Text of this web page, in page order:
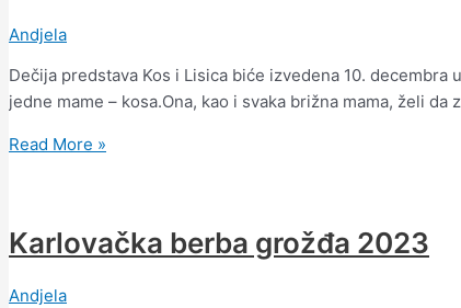
Andjela
Dečija predstava Kos i Lisica biće izvedena 10.
jedne mame – kosa.Ona, kao i svaka brižna mama, želi
Read More »
Karlovačka berba grožđa 2023
Andjela